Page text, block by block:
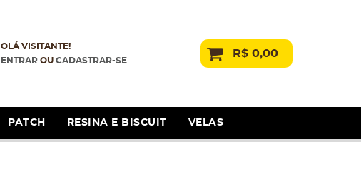
OLÁ VISITANTE!
ENTRAROU CADASTRAR-SE
R$ 0,00
PATCH RESINA E BISCUIT VELAS